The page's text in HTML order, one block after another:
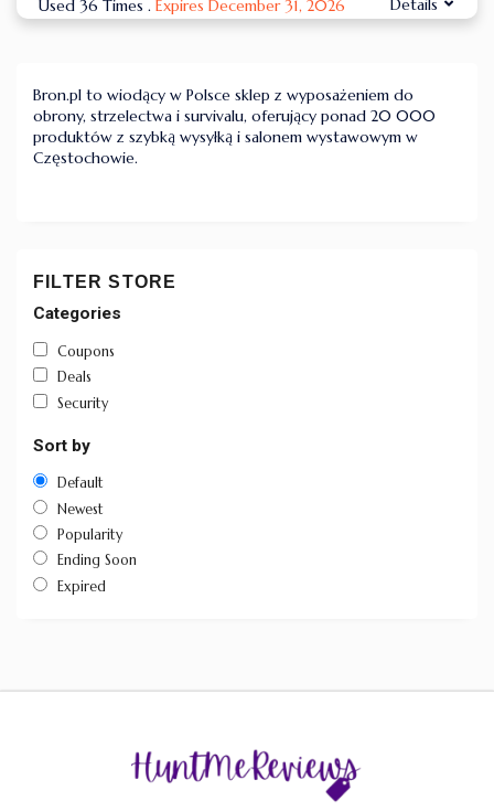
Used 36 Times . Expires December 31, 2026 Details
Bron.pl to wiodący w Polsce sklep z wyposażeniem do
obrony, strzelectwa i survivalu, oferujący ponad 20 000
produktów z szybką wysyłką i salonem wystawowym w
Częstochowie.
FILTER STORE
Categories
Coupons
Deals
Security
Sort by
Default
Newest
Popularity
Ending Soon
Expired